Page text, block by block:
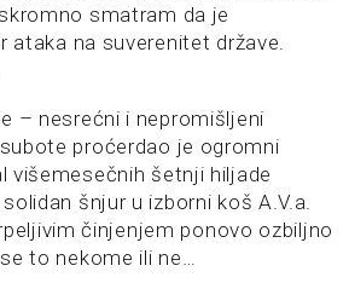
smatram da je
ataka na suverenitet države.
– nesrećni i nepromišljeni
proćerdao je ogromni
višemesečnih šetnji hiljade
šnjur u izborni koš A.V.a.
činjenjem ponovo ozbiljno
to nekome ili ne…